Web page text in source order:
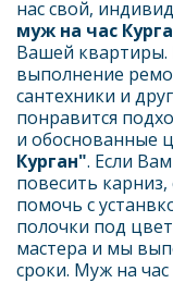
муж на час
Вашей квартиры.
выполнение
сантехники и
понравится
и обоснованные
Курган". Если
повесить
помочь с
полочки под
мастера и мы
сроки. Муж на час